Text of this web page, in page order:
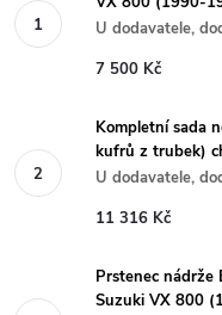
U dodavatele,
7 500 Kč
Kompletní sada
kufrů z trubek)
U dodavatele,
11 316 Kč
Prstenec nádrže
Suzuki VX 800